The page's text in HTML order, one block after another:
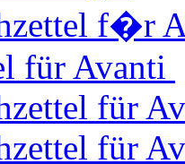
f�r
für Avanti
für
für